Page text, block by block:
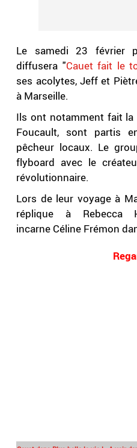
Le samedi 23 février
diffusera "Cauet fait le
ses acolytes, Jeff et
à Marseille.
Ils ont notamment fait la
Foucault, sont partis
pêcheur locaux. Le
flyboard avec le
révolutionnaire.
Lors de leur voyage à
réplique à Rebecca
incarne Céline Frémon